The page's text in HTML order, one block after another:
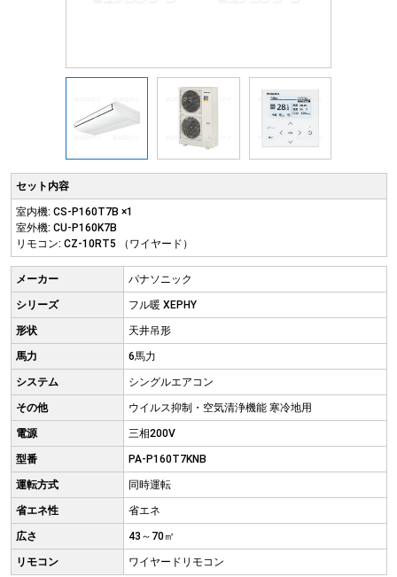
セット内容
室内機: CS-P160T7B ×1
室外機: CU-P160K7B
リモコン: CZ-10RT5 （ワイヤード）
メーカー パナソニック
シリーズ フル暖 XEPHY
形状 天井吊形
馬力 6馬力
システム シングルエアコン
その他 ウイルス抑制・空気清浄機能 寒冷地用
電源 三相200V
型番 PA-P160T7KNB
運転方式 同時運転
省エネ性 省エネ
広さ 43～70㎡
リモコン ワイヤードリモコン